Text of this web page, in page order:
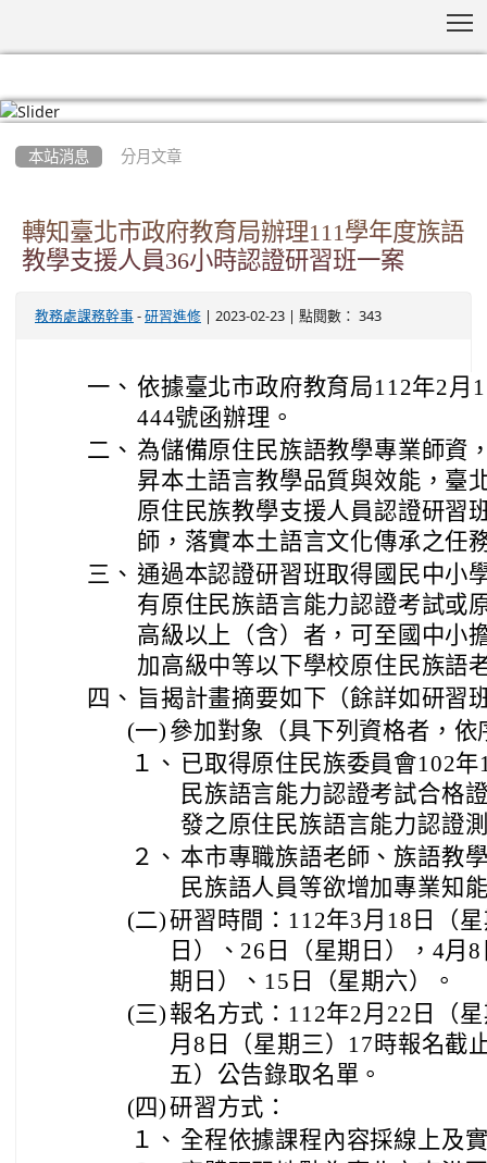
本站消息 分月文章
轉知臺北市政府教育局辦理111學年度族語
教學支援人員36小時認證研習班一案
教務處課務幹事 - 研習進修 | 2023-02-23 | 點閱數： 343
一、 依據臺北市政府教育局112年2月
444號函辦理。
二、 為儲備原住民族語教學專業師資
昇本土語言教學品質與效能，臺
原住民族教學支援人員認證研習
師，落實本土語言文化傳承之任
三、 通過本認證研習班取得國民中小
有原住民族語言能力認證考試或
高級以上（含）者，可至國中小
加高級中等以下學校原住民族語
四、 旨揭計畫摘要如下（餘詳如研習
(一) 參加對象（具下列資格者，依
１、 已取得原住民族委員會102
民族語言能力認證考試合格
發之原住民族語言能力認證
２、 本市專職族語老師、族語教
民族語人員等欲增加專業知
(二)研習時間：112年3月18日（
日）、26日（星期日），4月
期日）、15日（星期六）。
(三) 報名方式：112年2月22日（
月8日（星期三）17時報名截
五）公告錄取名單。
(四)研習方式：
１、 全程依據課程內容採線上及